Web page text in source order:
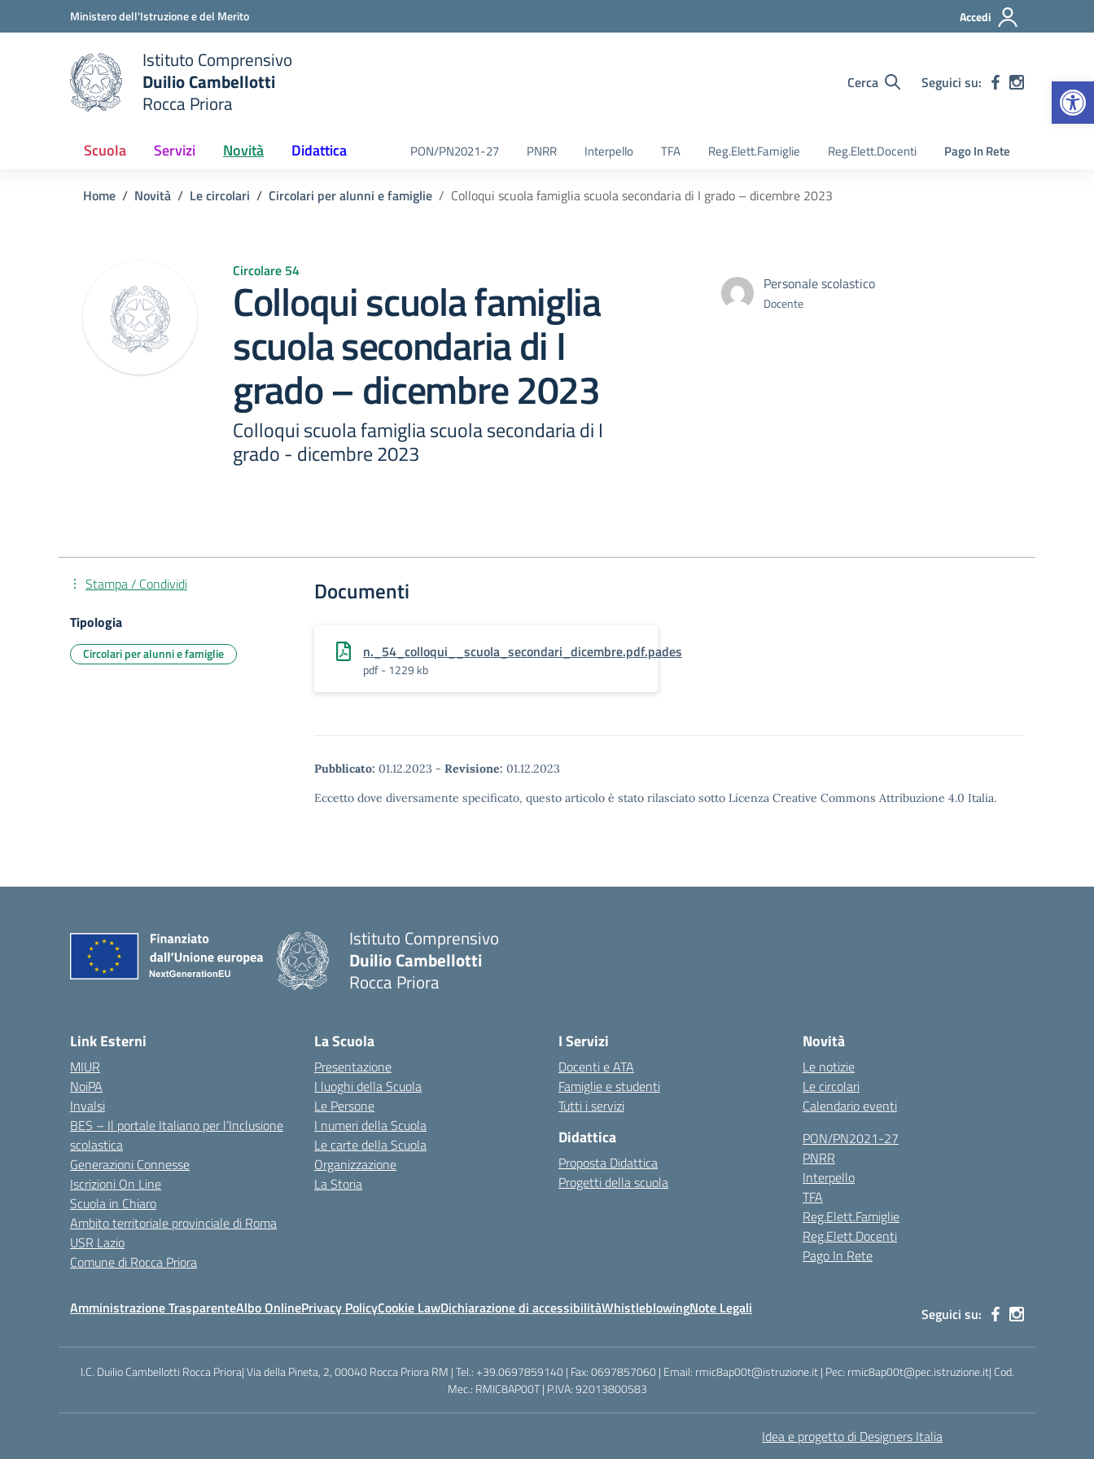
Vai ai contenuti
Vai al menu di navigazioneMinistero dell'Istruzione e del Merito Accedi
scuola
Istituto Comprensivo
Duilio Cambellotti
Rocca Priora
Cerca Seguici su:
Scuola Servizi Novità Didattica PON/PN2021-27 PNRR Interpello TFA Reg.Elett.Famiglie Reg.Elett.Docenti Pago In Rete
Home Novità Le circolari Circolari per alunni e famiglie Colloqui scuola famiglia scuola secondaria di I grado – dicembre 2023
Circolare 54
Colloqui scuola famiglia
scuola secondaria di I
grado – dicembre 2023
Colloqui scuola famiglia scuola secondaria di I
grado - dicembre 2023
Personale scolastico
Docente
Documenti
n._54_colloqui__scuola_secondari_dicembre.pdf.pades
pdf - 1229 kb
Pubblicato: 01.12.2023 - Revisione: 01.12.2023
Eccetto dove diversamente specificato, questo articolo è stato rilasciato sotto Licenza Creative Commons Attribuzione 4.0 Italia.
Stampa / Condividi
Tipologia
Circolari per alunni e famiglie
Istituto Comprensivo
Duilio Cambellotti
Rocca Priora
Link Esterni
MIUR
NoiPA
Invalsi
BES – Il portale Italiano per l’Inclusione
scolastica
Generazioni Connesse
Iscrizioni On Line
Scuola in Chiaro
Ambito territoriale provinciale di Roma
USR Lazio
Comune di Rocca Priora
La Scuola
Presentazione
I luoghi della Scuola
Le Persone
I numeri della Scuola
Le carte della Scuola
Organizzazione
La Storia
I Servizi
Docenti e ATA
Famiglie e studenti
Tutti i servizi
Didattica
Proposta Didattica
Progetti della scuola
Novità
Le notizie
Le circolari
Calendario eventi
PON/PN2021-27
PNRR
Interpello
TFA
Reg.Elett.Famiglie
Reg.Elett.Docenti
Pago In Rete
Amministrazione TrasparenteAlbo OnlinePrivacy PolicyCookie LawDichiarazione di accessibilitàWhistleblowingNote Legali Seguici su:
I.C. Duilio Cambellotti Rocca Priora| Via della Pineta, 2, 00040 Rocca Priora RM | Tel.: +39.0697859140 | Fax: 0697857060 | Email: rmic8ap00t@istruzione.it | Pec: rmic8ap00t@pec.istruzione.it| Cod.
Mec.: RMIC8AP00T | P.IVA: 92013800583
Idea e progetto di Designers Italia